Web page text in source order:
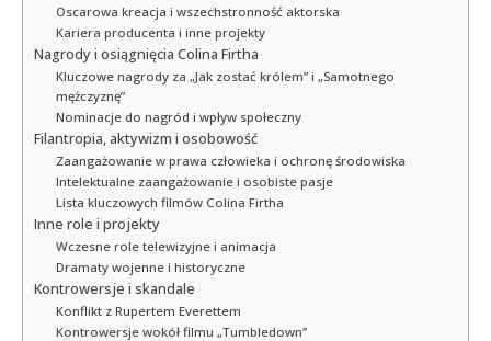
Oscarowa kreacja i wszechstronność aktorska
Kariera producenta i inne projekty
Nagrody i osiągnięcia Colina Firtha
Kluczowe nagrody za „Jak zostać królem” i „Samotnego
mężczyznę”
Nominacje do nagród i wpływ społeczny
Filantropia, aktywizm i osobowość
Zaangażowanie w prawa człowieka i ochronę środowiska
Intelektualne zaangażowanie i osobiste pasje
Lista kluczowych filmów Colina Firtha
Inne role i projekty
Wczesne role telewizyjne i animacja
Dramaty wojenne i historyczne
Kontrowersje i skandale
Konflikt z Rupertem Everettem
Kontrowersje wokół filmu „Tumbledown”